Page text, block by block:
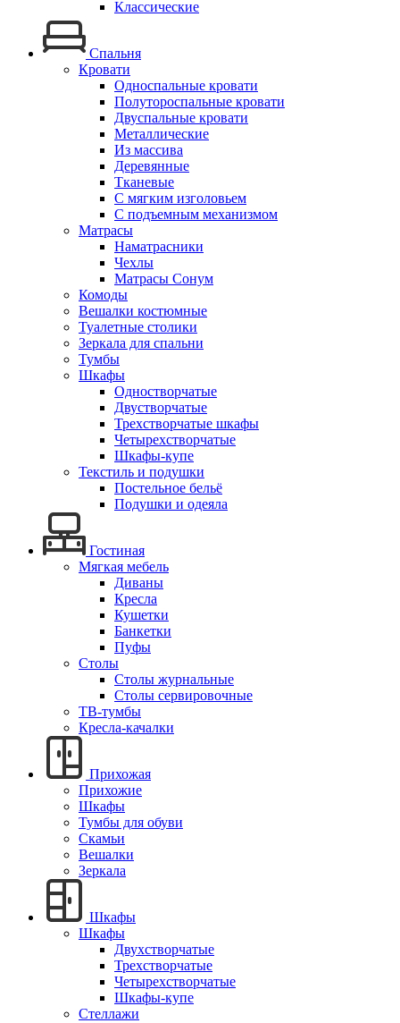
Классические
Спальня
Кровати
Односпальные кровати
Полутороспальные кровати
Двуспальные кровати
Металлические
Из массива
Деревянные
Тканевые
С мягким изголовьем
С подъемным механизмом
Матрасы
Наматрасники
Чехлы
Матрасы Сонум
Комоды
Вешалки костюмные
Туалетные столики
Зеркала для спальни
Тумбы
Шкафы
Одностворчатые
Двустворчатые
Трехстворчатые шкафы
Четырехстворчатые
Шкафы-купе
Текстиль и подушки
Постельное бельё
Подушки и одеяла
Гостиная
Мягкая мебель
Диваны
Кресла
Кушетки
Банкетки
Пуфы
Столы
Столы журнальные
Столы сервировочные
ТВ-тумбы
Кресла-качалки
Прихожая
Прихожие
Шкафы
Тумбы для обуви
Скамьи
Вешалки
Зеркала
Шкафы
Шкафы
Двухстворчатые
Трехстворчатые
Четырехстворчатые
Шкафы-купе
Стеллажи